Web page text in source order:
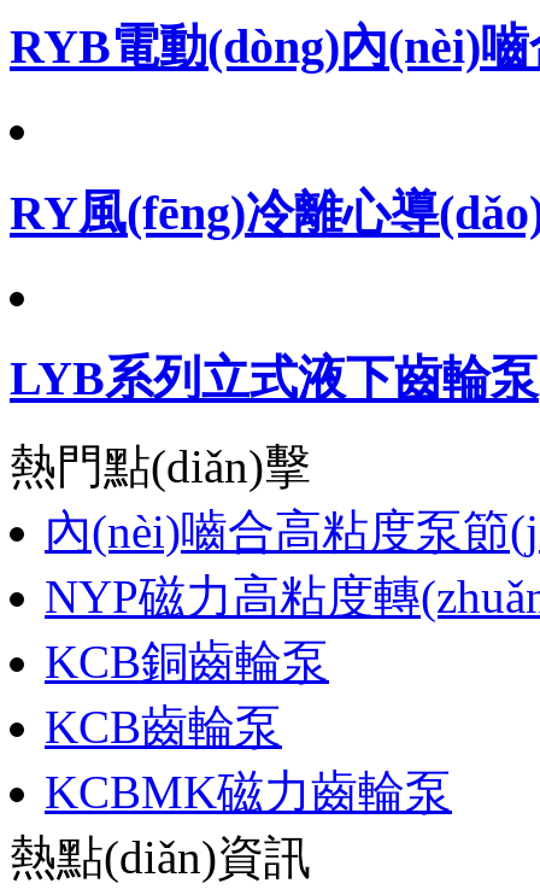
RYB電動(dòng)內(nèi)
RY風(fēng)冷離心導
LYB系列立式液下齒輪泵
熱門點(diǎn)擊
內(nèi)嚙合高粘度泵節
NYP磁力高粘度轉
KCB銅齒輪泵
KCB齒輪泵
KCBMK磁力齒輪泵
熱點(diǎn)資訊